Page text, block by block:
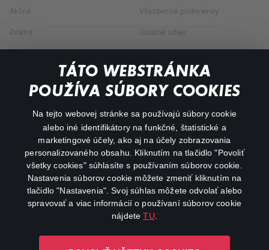
TÁTO WEBSTRÁNKA
POUŽÍVA SÚBORY COOKIES
Na tejto webovej stránke sa používajú súbory cookie
alebo iné identifikátory na funkčné, štatistické a
marketingové účely, ako aj na účely zobrazovania
personalizovaného obsahu. Kliknutím na tlačidlo "Povoliť
všetky cookies" súhlasíte s používaním súborov cookie.
Nastavenia súborov cookie môžete zmeniť kliknutím na
tlačidlo "Nastavenia". Svoj súhlas môžete odvolať alebo
spravovať a viac informácií o používaní súborov cookie
nájdeteTU
Akčné
Dráma
Všeobecné podmienky
Osobné údaje
O aplikácii Canal+